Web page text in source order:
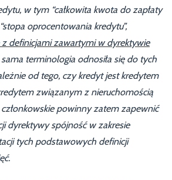
w tym “całkowita kwota do zapłaty
oprocentowania kredytu”,
definicjami zawartymi w dyrektywie
terminologia odnosiła się do tych
od tego, czy kredyt jest kredytem
związanym z nieruchomością
powinny zatem zapewnić
dyrektywy spójność w zakresie
tych podstawowych definicji